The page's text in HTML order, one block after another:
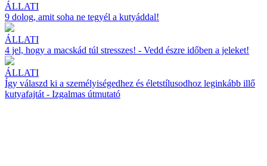
ÁLLATI
9 dolog, amit soha ne tegyél a kutyáddal!
ÁLLATI
4 jel, hogy a macskád túl stresszes! - Vedd észre időben a jeleket!
ÁLLATI
Így válaszd ki a személyiségedhez és életstílusodhoz leginkább illő
kutyafajtát - Izgalmas útmutató